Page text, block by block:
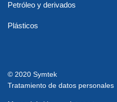
Petróleo y derivados
Plásticos
© 2020 Symtek
Tratamiento de datos personales